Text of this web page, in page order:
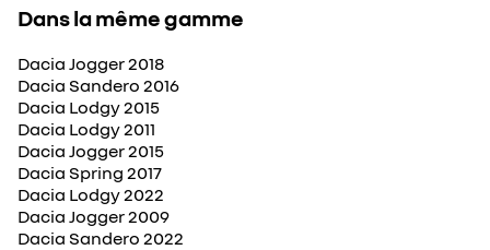
Dans la même gamme
Dacia Jogger 2018
Dacia Sandero 2016
Dacia Lodgy 2015
Dacia Lodgy 2011
Dacia Jogger 2015
Dacia Spring 2017
Dacia Lodgy 2022
Dacia Jogger 2009
Dacia Sandero 2022